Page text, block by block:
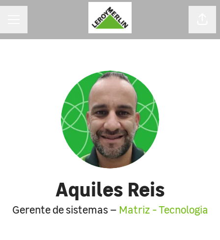
Aquiles Reis
Gerente de sistemas – Matriz - Tecnologia